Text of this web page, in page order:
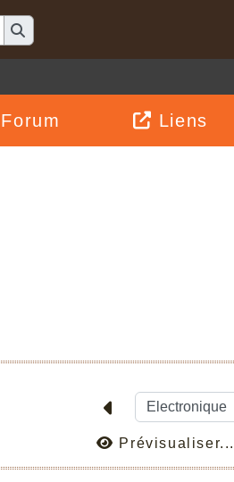
Forum Liens
Prévisualiser...